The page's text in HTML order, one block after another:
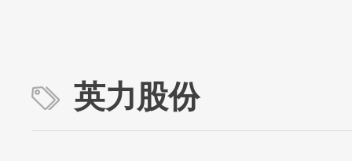
英力股份